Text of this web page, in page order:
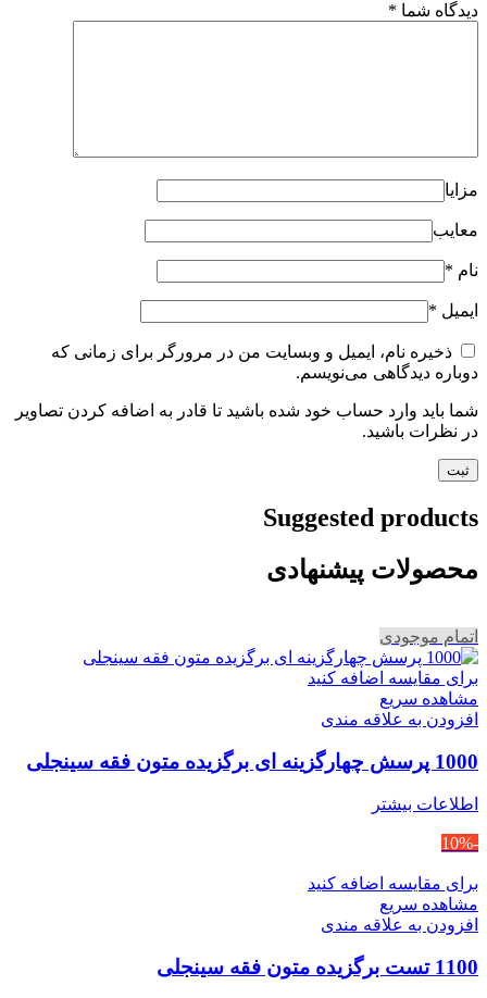
دیدگاه شما *
مزایا
معایب
نام *
ایمیل *
ذخیره نام، ایمیل و وبسایت من در مرورگر برای زمانی که
دوباره دیدگاهی می‌نویسم.
شما باید وارد حساب خود شده باشید تا قادر به اضافه کردن تصاویر
در نظرات باشید.
Suggested products
محصولات پیشنهادی
اتمام موجودی
برای مقایسه اضافه کنید
مشاهده سریع
افزودن به علاقه مندی
1000 پرسش چهارگزینه ای برگزیده متون فقه سینجلی
اطلاعات بیشتر
-10%
برای مقایسه اضافه کنید
مشاهده سریع
افزودن به علاقه مندی
1100 تست برگزیده متون فقه سینجلی